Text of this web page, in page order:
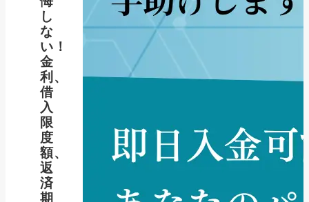
し
な
い！
金
利、
借
入
限
度
額、
返
済
期